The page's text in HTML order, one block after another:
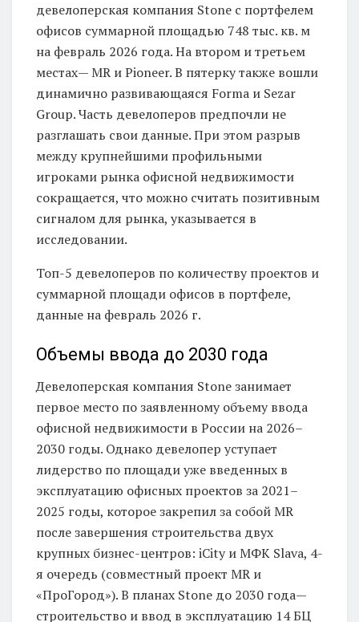
девелоперская компания Stone с портфелем
офисов суммарной площадью 748 тыс. кв. м
на февраль 2026 года. На втором и третьем
местах— MR и Pioneer. В пятерку также вошли
динамично развивающаяся Forma и Sezar
Group. Часть девелоперов предпочли не
разглашать свои данные. При этом разрыв
между крупнейшими профильными
игроками рынка офисной недвижимости
сокращается, что можно считать позитивным
сигналом для рынка, указывается в
исследовании.
Топ-5 девелоперов по количеству проектов и
суммарной площади офисов в портфеле,
данные на февраль 2026 г.
Объемы ввода до 2030 года
Девелоперская компания Stone занимает
первое место по заявленному объему ввода
офисной недвижимости в России на 2026–
2030 годы. Однако девелопер уступает
лидерство по площади уже введенных в
эксплуатацию офисных проектов за 2021–
2025 годы, которое закрепил за собой MR
после завершения строительства двух
крупных бизнес-центров: iCity и МФК Slava, 4-
я очередь (совместный проект MR и
«ПроГород»). В планах Stone до 2030 года—
строительство и ввод в эксплуатацию 14 БЦ